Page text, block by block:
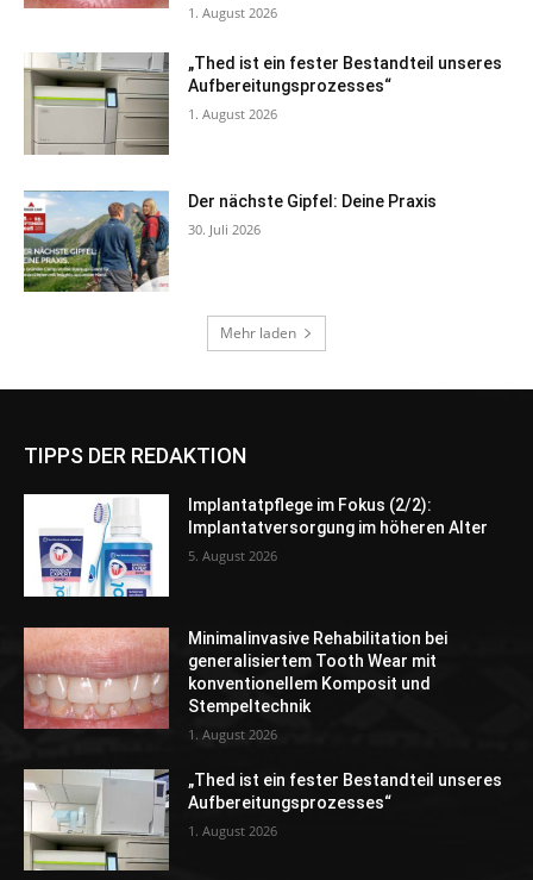
TIPPS DER REDAKTION
Implantatpflege im Fokus (2/2):
Implantatversorgung im höheren Alter
5. August 2026
Minimalinvasive Rehabilitation bei
generalisiertem Tooth Wear mit
konventionellem Komposit und
Stempeltechnik
1. August 2026
„Thed ist ein fester Bestandteil unseres
Aufbereitungsprozesses“
1. August 2026